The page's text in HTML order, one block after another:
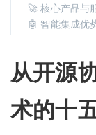
从开源
术的十
🚀 核心产品与
🤖 智能集成优